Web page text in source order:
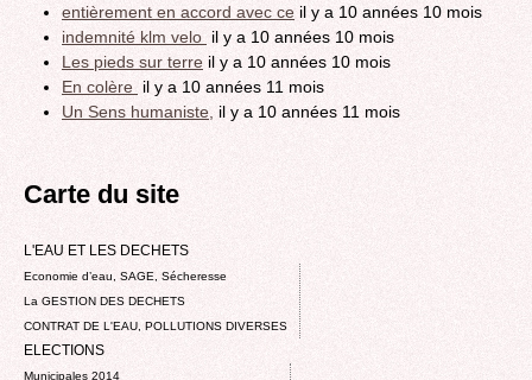
entièrement en accord avec ce il y a 10 années 10 mois
indemnité klm velo il y a 10 années 10 mois
Les pieds sur terre il y a 10 années 10 mois
En colère il y a 10 années 11 mois
Un Sens humaniste, il y a 10 années 11 mois
Carte du site
L'EAU ET LES DECHETS
Economie d’eau, SAGE, Sécheresse
La GESTION DES DECHETS
CONTRAT DE L'EAU, POLLUTIONS DIVERSES
ELECTIONS
Municipales 2014